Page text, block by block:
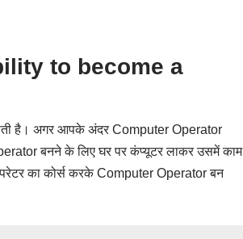
to become a
है। अगर आपके अंदर Computer Operator
बनने के लिए घर पर कंप्यूटर लाकर उसमें काम
का कोर्स करके Computer Operator बन